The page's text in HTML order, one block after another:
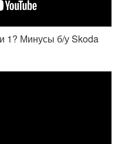
1? Минусы б/у Skoda